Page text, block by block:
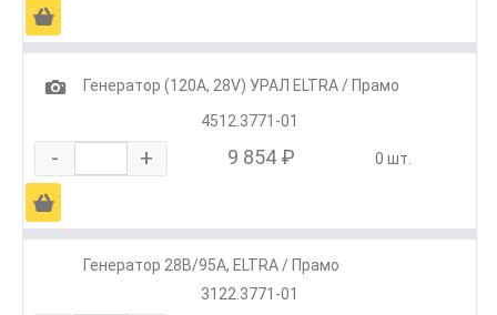
Ä
1
Генератор (120А, 28V) УРАЛ ELTRA / Прамо
4512.3771-01
- + 9 854 ₽ 0 шт.
Ä
Генератор 28В/95А, ELTRA / Прамо
3122.3771-01